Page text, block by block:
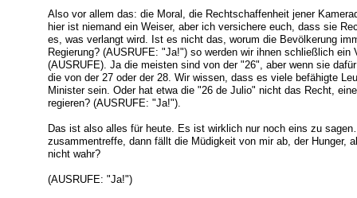
Also vor allem das: die Moral, die Rechtschaffenheit jener
hier ist niemand ein Weiser, aber ich versichere euch, dass sie
es, was verlangt wird. Ist es nicht das, worum die Bevölkerung
Regierung? (AUSRUFE: "Ja!") so werden wir ihnen schließlich ein
(AUSRUFE). Ja die meisten sind von der "26", aber wenn sie
die von der 27 oder der 28. Wir wissen, dass es viele befähigte
Minister sein. Oder hat etwa die "26 de Julio" nicht das Recht,
regieren? (AUSRUFE: "Ja!").
Das ist also alles für heute. Es ist wirklich nur noch eins zu
zusammentreffe, dann fällt die Müdigkeit von mir ab, der Hunger,
nicht wahr?
(AUSRUFE: "Ja!")